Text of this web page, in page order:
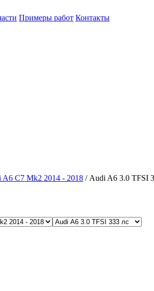
Примеры работ Контакты
A6 C7 Mk2 2014 - 2018 / Audi A6 3.0 TFSI